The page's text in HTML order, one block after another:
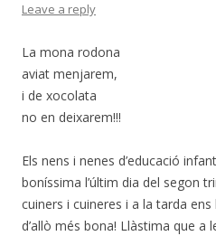
Leave a reply
La mona rodona
aviat menjarem,
i de xocolata
no en deixarem!!!
Els nens i nenes d’educació
boníssima l’últim dia del segon
cuiners i cuineres i a la tarda
d’allò més bona! Llàstima que